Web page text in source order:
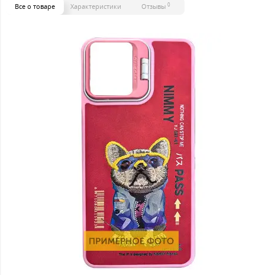
Все о товаре Характеристики Отзывы 0